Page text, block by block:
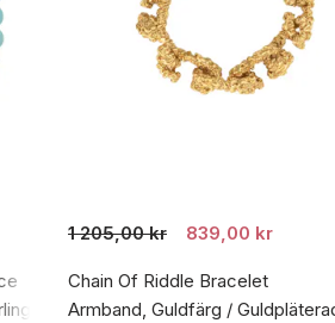
925
1 205,00 kr 839,00 kr
Chain Of Riddle Bracelet
Armband, Guldfärg /